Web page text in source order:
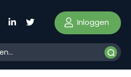
Inloggen